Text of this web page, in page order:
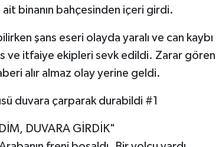
ait binanın bahçesinden içeri girdi.
şans eseri olayda yaralı ve can kaybı
ve itfaiye ekipleri sevk edildi. Zarar gören
alır almaz olay yerine geldi.
duvara çarparak durabildi #1
DUVARA GİRDİK"